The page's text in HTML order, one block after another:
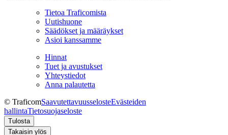
Tietoa Traficomista
Uutishuone
Säädökset ja määräykset
Asioi kanssamme
Hinnat
Tuet ja avustukset
Yhteystiedot
Anna palautetta
© TraficomSaavutettavuusselosteEvästeiden
hallintaTietosuojaseloste
Tulosta
Takaisin ylös